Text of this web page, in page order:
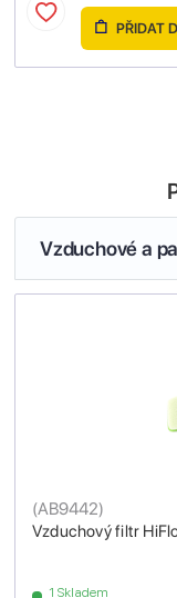
PŘIDAT
Vzduchové a
Vzduchový filtr
(AB9442)
1 Skladem